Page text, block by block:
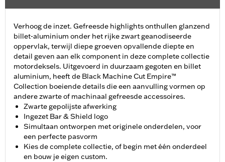
Verhoog de inzet. Gefreesde highlights onthullen glanzend
billet-aluminium onder het rijke zwart geanodiseerde
oppervlak, terwijl diepe groeven opvallende diepte en
detail geven aan elk component in deze complete collectie
motordeksels. Uitgevoerd in duurzaam gegoten en billet
aluminium, heeft de Black Machine Cut Empire™
Collection boeiende details die een aanvulling vormen op
andere zwarte of machinaal gefreesde accessoires.
Zwarte gepolijste afwerking
Ingezet Bar & Shield logo
Simultaan ontworpen met originele onderdelen, voor
een perfecte pasvorm
Kies de complete collectie, of begin met één onderdeel
en bouw je eigen custom.